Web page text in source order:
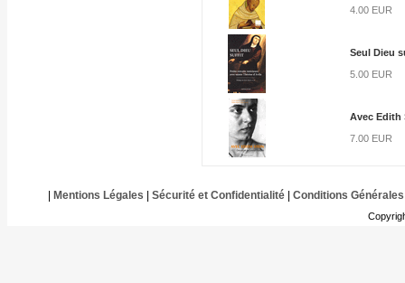
4.00 EUR
Seul Dieu
5.00 EUR
Avec Edith
7.00 EUR
Mentions Légales Sécurité et Confidentialité| Conditions Générales